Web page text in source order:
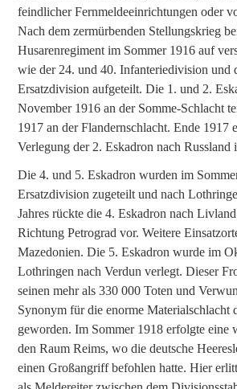
feindlicher Fernmeldeeinrichtungen oder
Nach dem zermürbenden Stellungskrieg
Husarenregiment im Sommer 1916 auf
wie der 24. und 40. Infanteriedivision und
Ersatzdivision aufgeteilt. Die 1. und 2.
November 1916 an der Somme-Schlacht
1917 an der Flandernschlacht. Ende 1917
Verlegung der 2. Eskadron nach Russland
Die 4. und 5. Eskadron wurden im
Ersatzdivision zugeteilt und nach
Jahres rückte die 4. Eskadron nach
Richtung Petrograd vor. Weitere
Mazedonien. Die 5. Eskadron wurde im
Lothringen nach Verdun verlegt. Dieser
seinen mehr als 330 000 Toten und
Synonym für die enorme Materialschlacht
geworden. Im Sommer 1918 erfolgte eine
den Raum Reims, wo die deutsche
einen Großangriff befohlen hatte. Hier